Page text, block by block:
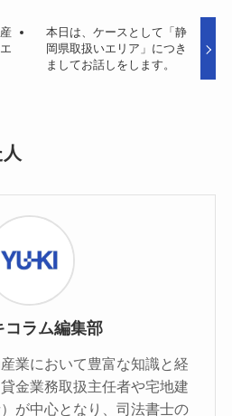
本日は、ケースとして「静
岡県取扱いエリア」につき
ましてお話しをします。
コラム編集部
業において豊富な知識と経
金業務取扱主任者や宅地建
が中心となり、司法書士の